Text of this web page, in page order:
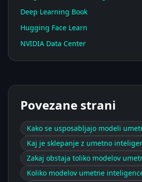
Deep Learning Book
Hugging Face Learn
NVIDIA Data Center
Povezane strani
Kako se usposabljajo modeli
Kaj je sklepanje z umetno
Zakaj obstaja toliko modelov
Koliko modelov umetne